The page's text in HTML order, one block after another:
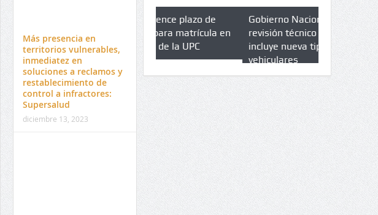
Más presencia en
territorios vulnerables,
inmediatez en
soluciones a reclamos y
restablecimiento de
control a infractores:
Supersalud
diciembre 13, 2023
El 17 de enero vence plazo de
venta de pines para matrícula en
preuniversitario de la UPC
Gobierno Nacional amplia
revisión técnico mecánica e
incluye nueva tipologías
vehiculares
Qué es un
cuáles son